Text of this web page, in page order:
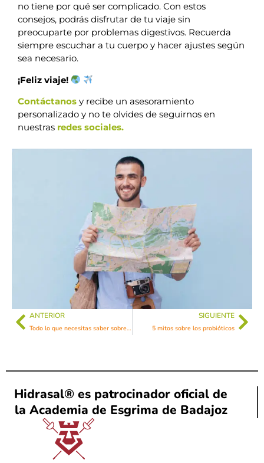
no tiene por qué ser complicado. Con estos
consejos, podrás disfrutar de tu viaje sin
preocuparte por problemas digestivos. Recuerda
siempre escuchar a tu cuerpo y hacer ajustes según
sea necesario.
¡Feliz viaje!
Contáctanos y recibe un asesoramiento
personalizado y no te olvides de seguirnos en
nuestras redes sociales.
ANTERIOR
Todo lo que necesitas saber sobre los probióticos
SIGUIENTE
5 mitos sobre los probióticos
Hidrasal® es patrocinador oficial de
la Academia de Esgrima de Badajoz